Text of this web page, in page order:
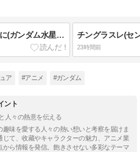
この子の七つのお祝いに(ガンダム水星の魔女スレ)
23時間前
ア #アニメ #ガンダム
ント
人々の熱意を伝える
味を愛する人々の熱い想いと考察を届けま
て、收藏やキャラクターの魅力、アニメ業
ら情報を発信。飽きさせない多彩なテーマ